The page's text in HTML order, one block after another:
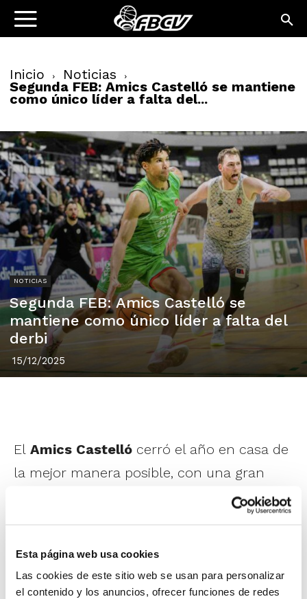
Esta página web usa cookies
Las cookies de este sitio web se usan para personalizar
el contenido y los anuncios, ofrecer funciones de redes
Inicio Noticias
Segunda FEB: Amics Castelló se mantiene
como único líder a falta del...
NOTICIAS
Segunda FEB: Amics Castelló se
mantiene como único líder a falta del
derbi
15/12/2025
El Amics Castelló cerró el año en casa de
la mejor manera posible, con una gran
victoria ante el Bueno Arenas Albacete
Basket que le permite mantenerse en lo
cimentado especialmente en una